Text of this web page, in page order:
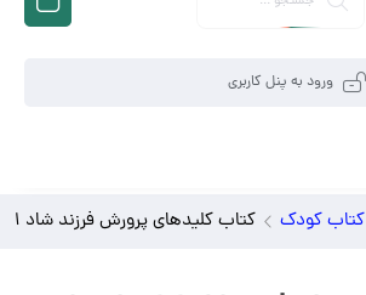
ورود به پنل کاربری
کتاب کودک کتاب کلیدهای پرورش فرزند شاد 101 روش برای تربیت فرزند شاد